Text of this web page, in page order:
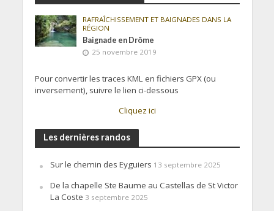
RAFRAÎCHISSEMENT ET BAIGNADES DANS LA
RÉGION
Baignade en Drôme
25 novembre 2019
Pour convertir les traces KML en fichiers GPX (ou
inversement), suivre le lien ci-dessous
Cliquez ici
Les dernières randos
Sur le chemin des Eyguiers 13 septembre 2025
De la chapelle Ste Baume au Castellas de St Victor
La Coste 3 septembre 2025